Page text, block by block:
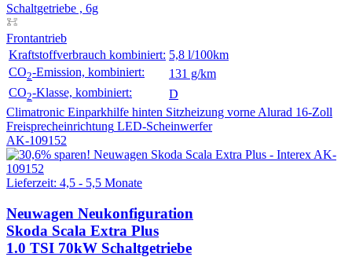
Schaltgetriebe , 6g
Frontantrieb
Kraftstoffverbrauch kombiniert: 5,8 l/100km
CO2-Emission, kombiniert:
131 g/km
CO2-Klasse, kombiniert:
D
Climatronic Einparkhilfe hinten Sitzheizung vorne Alurad 16-Zoll
Freisprecheinrichtung LED-Scheinwerfer
AK-109152
Lieferzeit: 4,5 - 5,5 Monate
Neuwagen Neukonfiguration
Skoda Scala Extra Plus
1.0 TSI 70kW Schaltgetriebe